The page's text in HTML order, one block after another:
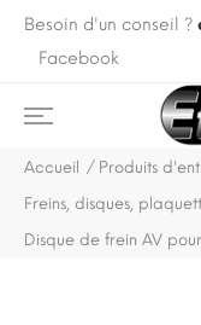
Besoin d'un conseil ?
Facebook
Accueil
Produits
Freins, disques,
Disque de frein AV pour